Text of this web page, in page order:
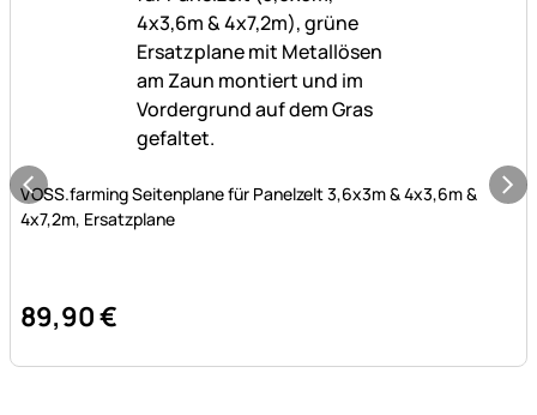
Noch keine Bewertungen abgegeben
VOSS.farming Seitenplane für Panelzelt 3,6x3m & 4x3,6m &
4x7,2m, Ersatzplane
89,90€